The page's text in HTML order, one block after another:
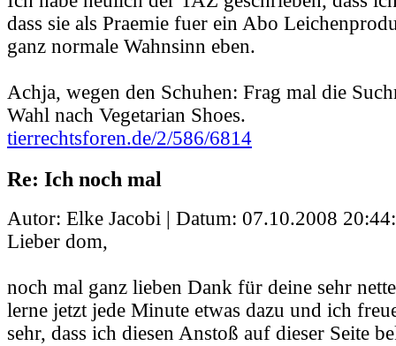
dass sie als Praemie fuer ein Abo
ganz normale Wahnsinn eben.
Achja, wegen den Schuhen: Frag mal die
Wahl nach Vegetarian Shoes.
tierrechtsforen.de/2/586/6814
Re: Ich noch mal
Autor: Elke Jacobi | Datum: 07.10.2008
Lieber dom,
noch mal ganz lieben Dank für deine sehr
lerne jetzt jede Minute etwas dazu und ich
sehr, dass ich diesen Anstoß auf dieser Seite